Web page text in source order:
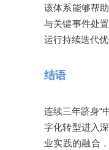
该体系能够帮
与关键事件处
运行持续迭代
结语
连续三年跻身“
字化转型进入
业实践的融合